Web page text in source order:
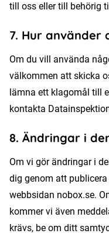
till oss eller till behörig
7. Hur
Om du vill använda
välkommen att skicka
lämna ett klagomål till
kontakta
8. Ändringar i
Om vi gör ändringar i
dig genom att
webbsidan nobox.se.
kommer vi även
krävs, be om ditt